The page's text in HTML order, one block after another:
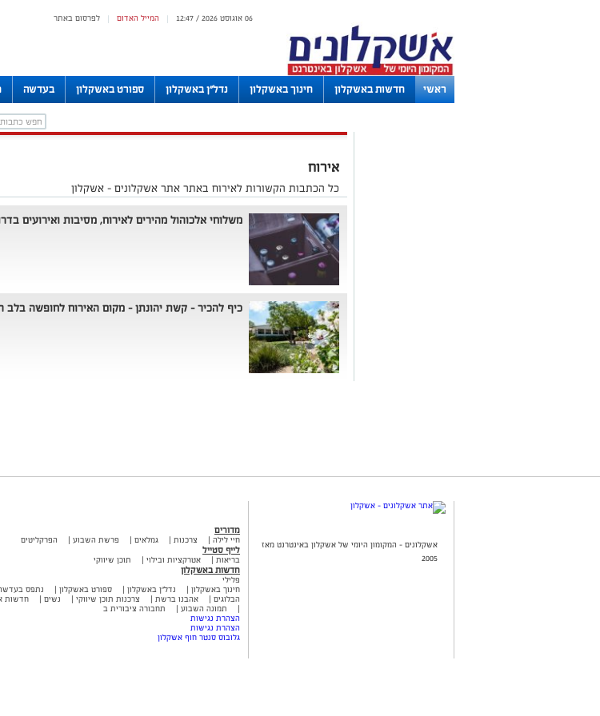
לפרסום באתר | המייל האדום | 06 אוגוסט 2026 / 12:47
ראשי חדשות באשקלון חינוך באשקלון נדל"ן באשקלון ספורט באשקלון בעדשה
אירוח
כל הכתבות הקשורות לאירוח באתר אתר אשקלונים - אשקלון
משלוחי אלכוהול מהירים לאירוח, מסיבות ואירועים
כיף להכיר – קשת יהונתן - מקום האירוח לחופשה בלב
אשקלונים - המקומון היומי של אשקלון באינטרנט מאז
2005
מדורים
חיי לילה צרכנות גמלאים פרשת השבוע הפרקליטים
לייף סטייל
בריאות אטרקציות ובילוי תוכן שיווקי
חדשות באשקלון
פלילי
חינוך באשקלון
נדל"ן באשקלון ספורט באשקלון נתפס
הבלוגים
אהבנו ברשת צרכנות תוכן שיווקי נשים חדשות
תמונה השבוע
תחבורה ציבורית ב
הצהרת נגישות
הצהרת נגישות
גלובוס סנטר חוף אשקלון